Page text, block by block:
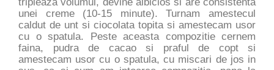
unei creme (10-15 minute). Turnam amestecul
caldut de unt si ciocolata topita si amestecam usor
cu o spatula. Peste aceasta compozitie cernem
faina, pudra de cacao si praful de copt si
amestecam usor cu o spatula, cu miscari de jos in